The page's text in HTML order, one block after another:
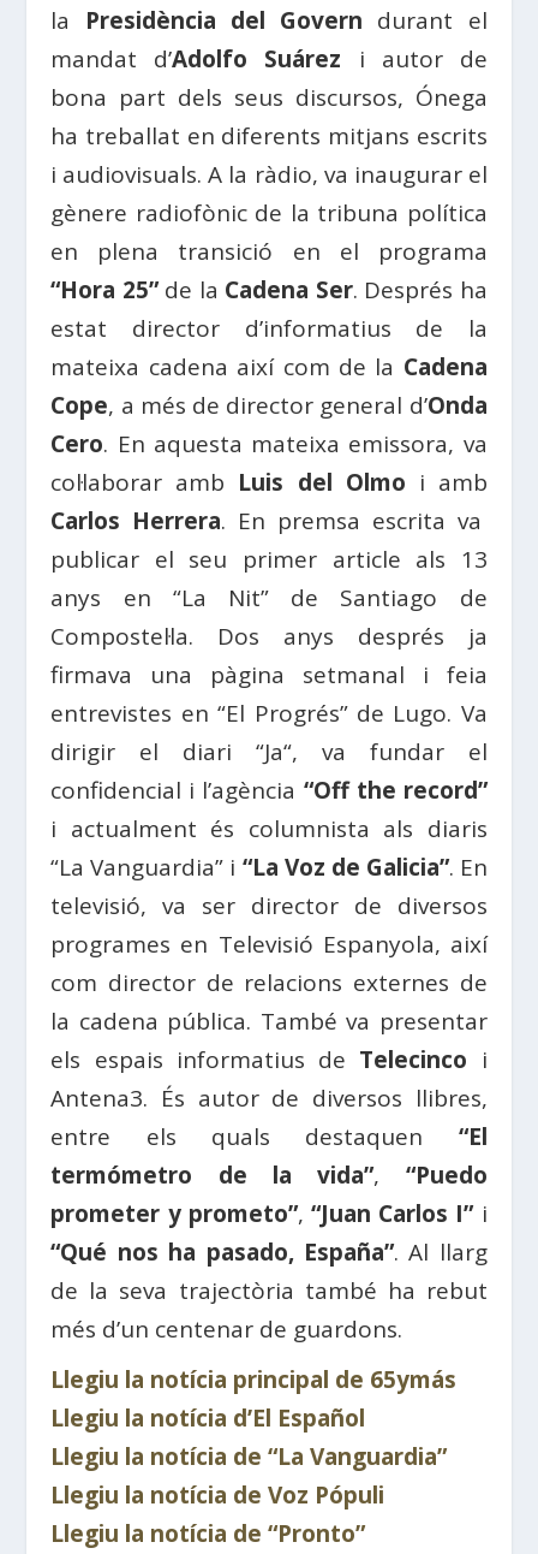
la Presidència del Govern durant el
mandat d’Adolfo Suárez i autor de
bona part dels seus discursos, Ónega
ha treballat en diferents mitjans escrits
i audiovisuals. A la ràdio, va inaugurar el
gènere radiofònic de la tribuna política
en plena transició en el programa
“Hora 25”de la Cadena Ser. Després ha
estat director d’informatius de la
mateixa cadena així com de la Cadena
Cope, a més de director general d’Onda
Cero. En aquesta mateixa emissora, va
col·laborar amb Luis del Olmo i amb
Carlos Herrera. En premsa escrita va
publicar el seu primer article als 13
anys en “La Nit” de Santiago de
Compostel·la. Dos anys després ja
firmava una pàgina setmanal i feia
entrevistes en “El Progrés” de Lugo. Va
dirigir el diari “Ja“, va fundar el
confidencial i l’agència “Off the record”
i actualment és columnista als diaris
“La Vanguardia” i “La Voz de Galicia”. En
televisió, va ser director de diversos
programes en Televisió Espanyola, així
com director de relacions externes de
la cadena pública. També va presentar
els espais informatius de Telecinco i
Antena3. És autor de diversos llibres,
entre els quals destaquen “El
termómetro de la vida”, “Puedo
prometer y prometo”,“Juan Carlos I”i
“Qué nos ha pasado, España”. Al llarg
de la seva trajectòria també ha rebut
més d’un centenar de guardons.
Llegiu la notícia principal de 65ymás
Llegiu la notícia d’El Español
Llegiu la notícia de “La Vanguardia”
Llegiu la notícia de Voz Pópuli
Llegiu la notícia de “Pronto”